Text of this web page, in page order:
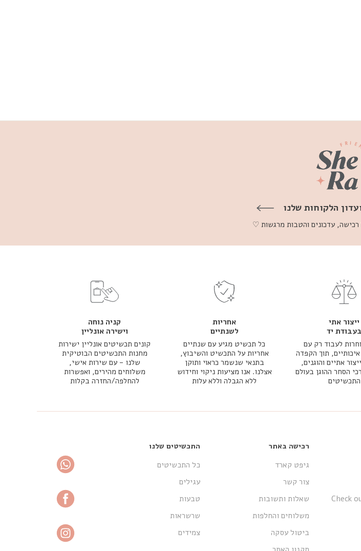
הלקוחות שלנו
ייצור אתי
בעבודת יד
לעבוד רק עם
תוך הקפדה
אתיים והוגנים,
הסחר ההוגן בעולם
התכשיטים
אחריות
לשנתיים
כל תכשיט מגיע עם שנתיים
אחריות על התכשיט והשיבוץ,
בתנאי שנשמר כראוי ותוקן
אצלנו. אנו מציעות ניקוי וחידוש
ללא הגבלה וללא עלות
קניה נוחה
וישירה אונליין
קונים תכשיטים אונליין ישירות
מחנות התכשיטים הבוטיקית
שלנו - עם שירות אישי,
משלוחים מהירים, ואפשרות
להחלפה/החזרה בקלות
Check
רכישה באתר
גיפט קארד
צור קשר
שאלות ותשובות
משלוחים והחלפות
ביטול עסקה
התכשיטים שלנו
כל התכשיטים
עגילים
טבעות
שרשראות
צמידים